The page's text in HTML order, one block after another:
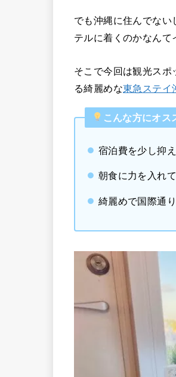
でも沖縄に住んでな
テルに着くのかなんて
そこで今回は観光ス
る綺麗めな東急ステイ
こんな方にオス
宿泊費を少し抑
朝食に力を入れ
綺麗めで国際通